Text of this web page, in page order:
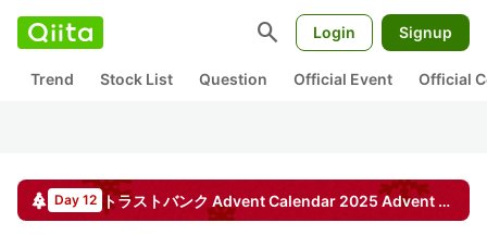
search Login Signup
Trend Stock List Question Official Event Official
Day 12 トラストバンク Advent Calendar 2025Advent Calendar